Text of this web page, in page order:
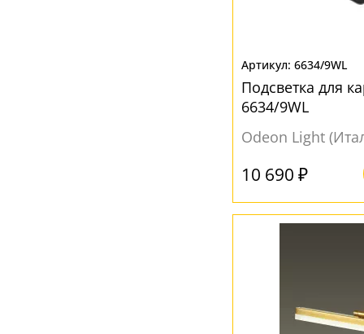
6634/9WL
Подсветка для
6634/9WL
Odeon Light
10 690 ₽